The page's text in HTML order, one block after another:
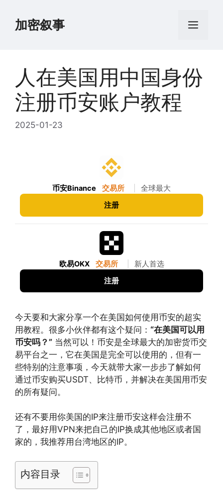
加密叙事 菜
人在美国用中国身份
注册币安账户教程
2025-01-23
币安Binance 交易所 全球最大
注册
欧易OKX 交易所 新人首选
注册
今天要和大家分享一个在美国如何使用币安的超实
用教程。很多小伙伴都有这个疑问： “在美国可以用
币安吗？” 当然可以！币安是全球最大的加密货币交
易平台之一，它在美国是完全可以使用的，但有一
些特别的注意事项，今天就带大家一步步了解如何
通过币安购买USDT、比特币，并解决在美国用币安
的所有疑问。
还有不要用你美国的IP来注册币安这样会注册不
了，最好用VPN来把自己的IP换成其他地区或者国
家的，我推荐用台湾地区的IP。
内容目录